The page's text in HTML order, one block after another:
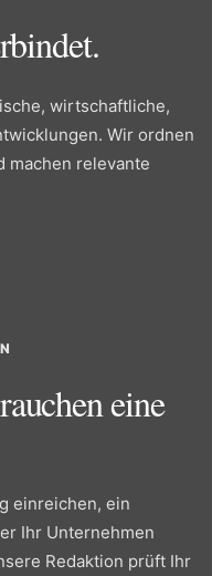
wirtschaftliche,
Wir ordnen
machen relevante
eine
einreichen, ein
Ihr Unternehmen
Redaktion prüft Ihr